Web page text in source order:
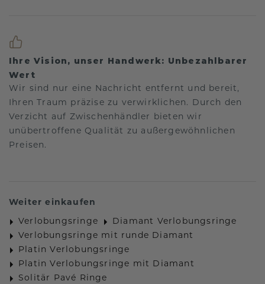
Ihre Vision, unser Handwerk: Unbezahlbarer
Wert
Wir sind nur eine Nachricht entfernt und bereit,
Ihren Traum präzise zu verwirklichen. Durch den
Verzicht auf Zwischenhändler bieten wir
unübertroffene Qualität zu außergewöhnlichen
Preisen.
Weiter einkaufen
Verlobungsringe
Diamant Verlobungsringe
Verlobungsringe mit runde Diamant
Platin Verlobungsringe
Platin Verlobungsringe mit Diamant
Solitär Pavé Ringe